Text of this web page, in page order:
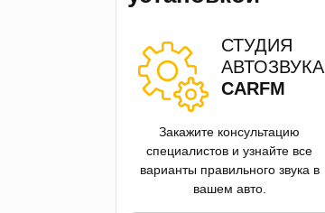
СТУДИЯ
АВТОЗВУКА
CARFM
Закажите консультацию
специалистов и узнайте все
варианты правильного звука в
вашем авто.